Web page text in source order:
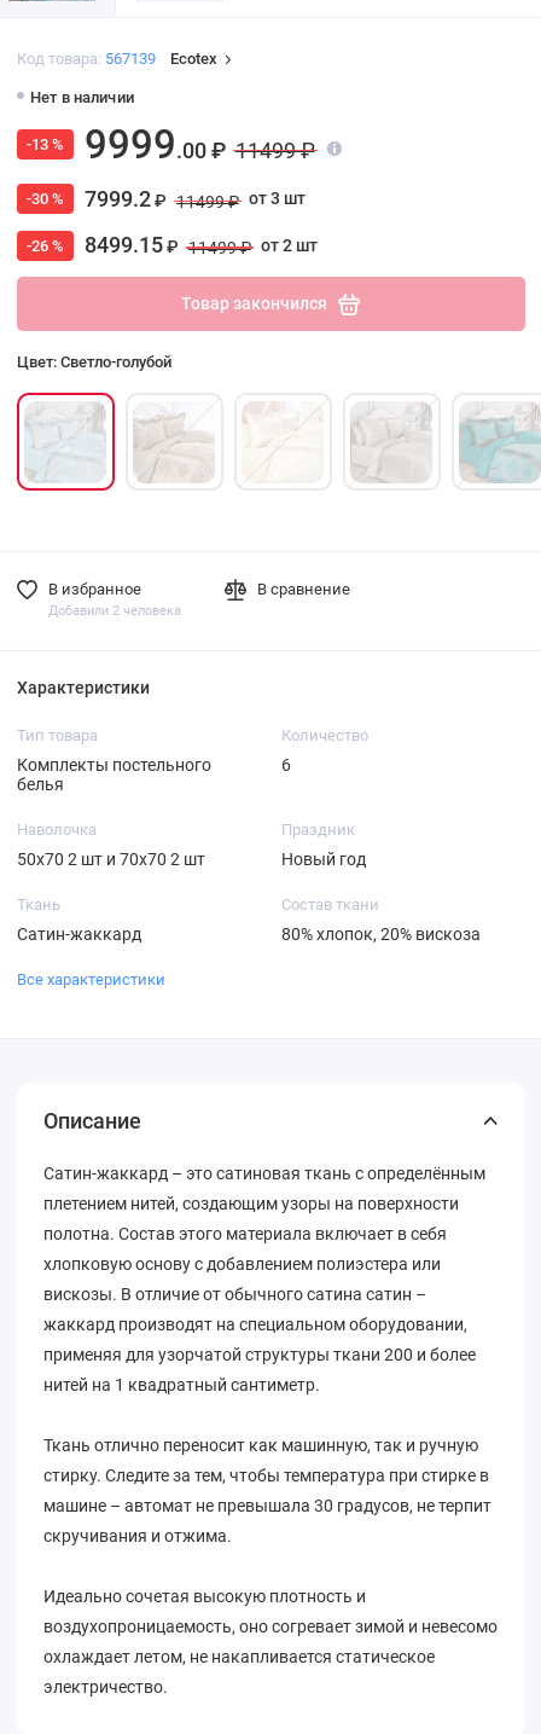
Код товара: 567139 Ecotex
Нет в наличии
-13 % 9999.00 ₽ 11499 ₽
-30 % 7999.2₽ 11499 ₽ от 3 шт
-26 % 8499.15₽ 11499 ₽ от 2 шт
Товар закончился
Цвет: Светло-голубой
В избранное
Добавили 2 человека
В сравнение
Характеристики
Тип товара
Комплекты постельного
белья
Количество
6
Наволочка
50х70 2 шт и 70х70 2 шт
Праздник
Новый год
Ткань
Сатин-жаккард
Состав ткани
80% хлопок, 20% вискоза
Все характеристики
Описание
Сатин-жаккард – это сатиновая ткань с определённым
плетением нитей, создающим узоры на поверхности
полотна. Состав этого материала включает в себя
хлопковую основу с добавлением полиэстера или
вискозы. В отличие от обычного сатина сатин –
жаккард производят на специальном оборудовании,
применяя для узорчатой структуры ткани 200 и более
нитей на 1 квадратный сантиметр.
Ткань отлично переносит как машинную, так и ручную
стирку. Следите за тем, чтобы температура при стирке в
машине – автомат не превышала 30 градусов, не терпит
скручивания и отжима.
Идеально сочетая высокую плотность и
воздухопроницаемость, оно согревает зимой и невесомо
охлаждает летом, не накапливается статическое
электричество.